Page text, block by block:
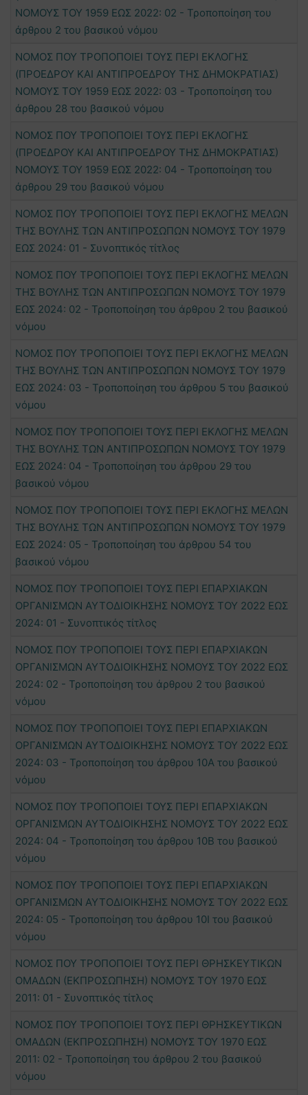
ΝΟΜΟΥΣ ΤΟΥ 1959 ΕΩΣ 2022: 02 - Τροποποίηση του
άρθρου 2 του βασικού νόμου
ΝΟΜΟΣ ΠΟΥ ΤΡΟΠΟΠΟΙΕΙ ΤΟΥΣ ΠΕΡΙ ΕΚΛΟΓΗΣ
(ΠΡΟΕΔΡΟΥ ΚΑΙ ΑΝΤΙΠΡΟΕΔΡΟΥ ΤΗΣ ΔΗΜΟΚΡΑΤΙΑΣ)
ΝΟΜΟΥΣ ΤΟΥ 1959 ΕΩΣ 2022: 03 - Τροποποίηση του
άρθρου 28 του βασικού νόμου
ΝΟΜΟΣ ΠΟΥ ΤΡΟΠΟΠΟΙΕΙ ΤΟΥΣ ΠΕΡΙ ΕΚΛΟΓΗΣ
(ΠΡΟΕΔΡΟΥ ΚΑΙ ΑΝΤΙΠΡΟΕΔΡΟΥ ΤΗΣ ΔΗΜΟΚΡΑΤΙΑΣ)
ΝΟΜΟΥΣ ΤΟΥ 1959 ΕΩΣ 2022: 04 - Τροποποίηση του
άρθρου 29 του βασικού νόμου
ΝΟΜΟΣ ΠΟΥ ΤΡΟΠΟΠΟΙΕΙ ΤΟΥΣ ΠΕΡΙ ΕΚΛΟΓΗΣ ΜΕΛΩΝ
ΤΗΣ ΒΟΥΛΗΣ ΤΩΝ ΑΝΤΙΠΡΟΣΩΠΩΝ ΝΟΜΟΥΣ ΤΟΥ 1979
ΕΩΣ 2024: 01 - Συνοπτικός τίτλος
ΝΟΜΟΣ ΠΟΥ ΤΡΟΠΟΠΟΙΕΙ ΤΟΥΣ ΠΕΡΙ ΕΚΛΟΓΗΣ ΜΕΛΩΝ
ΤΗΣ ΒΟΥΛΗΣ ΤΩΝ ΑΝΤΙΠΡΟΣΩΠΩΝ ΝΟΜΟΥΣ ΤΟΥ 1979
ΕΩΣ 2024: 02 - Τροποποίηση του άρθρου 2 του βασικού
νόμου
ΝΟΜΟΣ ΠΟΥ ΤΡΟΠΟΠΟΙΕΙ ΤΟΥΣ ΠΕΡΙ ΕΚΛΟΓΗΣ ΜΕΛΩΝ
ΤΗΣ ΒΟΥΛΗΣ ΤΩΝ ΑΝΤΙΠΡΟΣΩΠΩΝ ΝΟΜΟΥΣ ΤΟΥ 1979
ΕΩΣ 2024: 03 - Τροποποίηση του άρθρου 5 του βασικού
νόμου
ΝΟΜΟΣ ΠΟΥ ΤΡΟΠΟΠΟΙΕΙ ΤΟΥΣ ΠΕΡΙ ΕΚΛΟΓΗΣ ΜΕΛΩΝ
ΤΗΣ ΒΟΥΛΗΣ ΤΩΝ ΑΝΤΙΠΡΟΣΩΠΩΝ ΝΟΜΟΥΣ ΤΟΥ 1979
ΕΩΣ 2024: 04 - Τροποποίηση του άρθρου 29 του
βασικού νόμου
ΝΟΜΟΣ ΠΟΥ ΤΡΟΠΟΠΟΙΕΙ ΤΟΥΣ ΠΕΡΙ ΕΚΛΟΓΗΣ ΜΕΛΩΝ
ΤΗΣ ΒΟΥΛΗΣ ΤΩΝ ΑΝΤΙΠΡΟΣΩΠΩΝ ΝΟΜΟΥΣ ΤΟΥ 1979
ΕΩΣ 2024: 05 - Τροποποίηση του άρθρου 54 του
βασικού νόμου
ΝΟΜΟΣ ΠΟΥ ΤΡΟΠΟΠΟΙΕΙ ΤΟΥΣ ΠΕΡΙ ΕΠΑΡΧΙΑΚΩΝ
ΟΡΓΑΝΙΣΜΩΝ ΑΥΤΟΔΙΟΙΚΗΣΗΣ ΝΟΜΟΥΣ ΤΟΥ 2022 ΕΩΣ
2024: 01 - Συνοπτικός τίτλος
ΝΟΜΟΣ ΠΟΥ ΤΡΟΠΟΠΟΙΕΙ ΤΟΥΣ ΠΕΡΙ ΕΠΑΡΧΙΑΚΩΝ
ΟΡΓΑΝΙΣΜΩΝ ΑΥΤΟΔΙΟΙΚΗΣΗΣ ΝΟΜΟΥΣ ΤΟΥ 2022 ΕΩΣ
2024: 02 - Τροποποίηση του άρθρου 2 του βασικού
νόμου
ΝΟΜΟΣ ΠΟΥ ΤΡΟΠΟΠΟΙΕΙ ΤΟΥΣ ΠΕΡΙ ΕΠΑΡΧΙΑΚΩΝ
ΟΡΓΑΝΙΣΜΩΝ ΑΥΤΟΔΙΟΙΚΗΣΗΣ ΝΟΜΟΥΣ ΤΟΥ 2022 ΕΩΣ
2024: 03 - Τροποποίηση του άρθρου 10Α του βασικού
νόμου
ΝΟΜΟΣ ΠΟΥ ΤΡΟΠΟΠΟΙΕΙ ΤΟΥΣ ΠΕΡΙ ΕΠΑΡΧΙΑΚΩΝ
ΟΡΓΑΝΙΣΜΩΝ ΑΥΤΟΔΙΟΙΚΗΣΗΣ ΝΟΜΟΥΣ ΤΟΥ 2022 ΕΩΣ
2024: 04 - Τροποποίηση του άρθρου 10Β του βασικού
νόμου
ΝΟΜΟΣ ΠΟΥ ΤΡΟΠΟΠΟΙΕΙ ΤΟΥΣ ΠΕΡΙ ΕΠΑΡΧΙΑΚΩΝ
ΟΡΓΑΝΙΣΜΩΝ ΑΥΤΟΔΙΟΙΚΗΣΗΣ ΝΟΜΟΥΣ ΤΟΥ 2022 ΕΩΣ
2024: 05 - Τροποποίηση του άρθρου 10Ι του βασικού
νόμου
ΝΟΜΟΣ ΠΟΥ ΤΡΟΠΟΠΟΙΕΙ ΤΟΥΣ ΠΕΡΙ ΘΡΗΣΚΕΥΤΙΚΩΝ
ΟΜΑΔΩΝ (ΕΚΠΡΟΣΩΠΗΣΗ) ΝΟΜΟΥΣ ΤΟΥ 1970 ΕΩΣ
2011: 01 - Συνοπτικός τίτλος
ΝΟΜΟΣ ΠΟΥ ΤΡΟΠΟΠΟΙΕΙ ΤΟΥΣ ΠΕΡΙ ΘΡΗΣΚΕΥΤΙΚΩΝ
ΟΜΑΔΩΝ (ΕΚΠΡΟΣΩΠΗΣΗ) ΝΟΜΟΥΣ ΤΟΥ 1970 ΕΩΣ
2011: 02 - Τροποποίηση του άρθρου 2 του βασικού
νόμου